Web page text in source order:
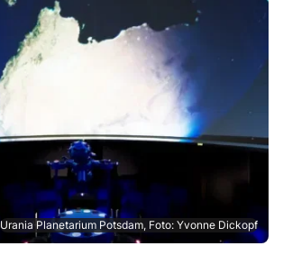
Urania Planetarium Potsdam, Foto: Yvonne Dickopf